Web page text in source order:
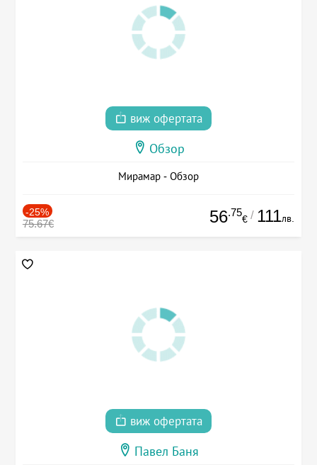
виж офертата
Обзор
Мирамар - Обзор
-25%
75.67€ 56.75
€ / 111лв.
виж офертата
Павел Баня